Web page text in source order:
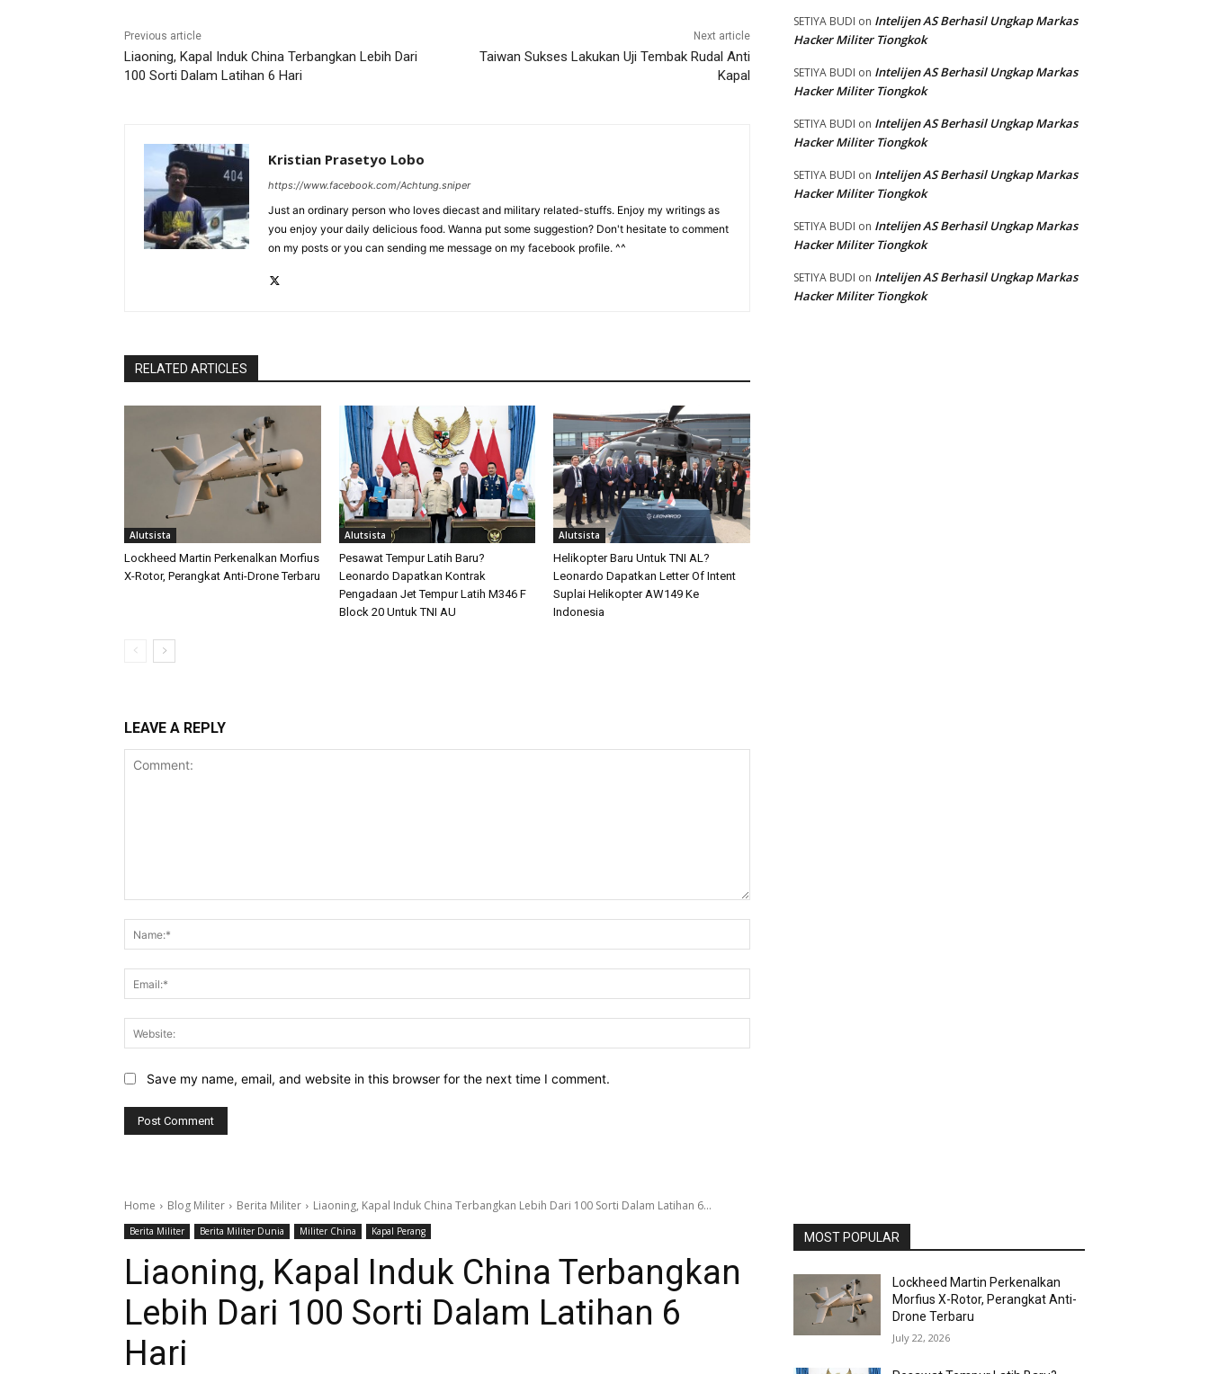
Previous article
Liaoning, Kapal Induk China Terbangkan Lebih Dari
100 Sorti Dalam Latihan 6 Hari
Next article
Taiwan Sukses Lakukan Uji Tembak Rudal Anti
Kapal
Kristian Prasetyo Lobo
https://www.facebook.com/Achtung.sniper
Just an ordinary person who loves diecast and military related-stuffs. Enjoy my writings as
you enjoy your daily delicious food. Wanna put some suggestion? Don't hesitate to comment
on my posts or you can sending me message on my facebook profile. ^^
RELATED ARTICLES
Alutsista
Lockheed Martin Perkenalkan Morfius
X-Rotor, Perangkat Anti-Drone Terbaru
Alutsista
Pesawat Tempur Latih Baru?
Leonardo Dapatkan Kontrak
Pengadaan Jet Tempur Latih M346 F
Block 20 Untuk TNI AU
Alutsista
Helikopter Baru Untuk TNI AL?
Leonardo Dapatkan Letter Of Intent
Suplai Helikopter AW149 Ke
Indonesia
LEAVE A REPLY
Save my name, email, and website in this browser for the next time I comment.
SETIYA BUDI on Intelijen AS Berhasil Ungkap Markas
Hacker Militer Tiongkok
SETIYA BUDI on Intelijen AS Berhasil Ungkap Markas
Hacker Militer Tiongkok
SETIYA BUDI on Intelijen AS Berhasil Ungkap Markas
Hacker Militer Tiongkok
SETIYA BUDI on Intelijen AS Berhasil Ungkap Markas
Hacker Militer Tiongkok
SETIYA BUDI on Intelijen AS Berhasil Ungkap Markas
Hacker Militer Tiongkok
SETIYA BUDI on Intelijen AS Berhasil Ungkap Markas
Hacker Militer Tiongkok